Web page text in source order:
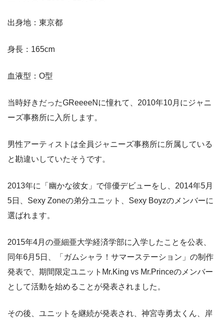
出身地：東京都
身長：165cm
血液型：O型
当時好きだったGReeeeNに憧れて、2010年10月にジャニ
ーズ事務所に入所します。
男性アーティストは全員ジャニーズ事務所に所属している
と勘違いしていたそうです。
2013年に「幽かな彼女」で俳優デビューをし、2014年5月
5日、Sexy Zoneの弟分ユニット、Sexy Boyzのメンバーに
選ばれます。
2015年4月の亜細亜大学経済学部に入学したことを公表、
同年6月5日、「ガムシャラ！サマーステーション」の制作
発表で、期間限定ユニットMr.King vs Mr.Princeのメンバー
として活動を始めることが発表されました。
その後、ユニットを継続が発表され、神宮寺勇太くん、岸